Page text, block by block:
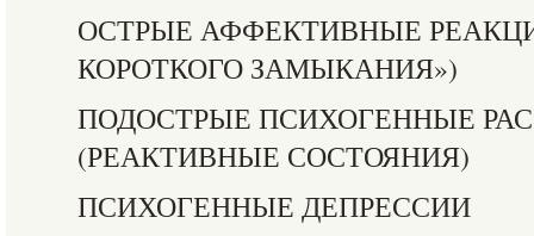
ОСТРЫЕ АФФЕКТИВНЫЕ
КОРОТКОГО ЗАМЫКАНИЯ»)
ПОДОСТРЫЕ ПСИХОГЕННЫЕ
(РЕАКТИВНЫЕ СОСТОЯНИЯ)
ПСИХОГЕННЫЕ ДЕПРЕССИИ